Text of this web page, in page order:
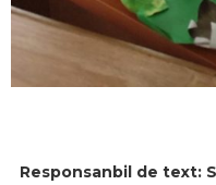
Responsanbil